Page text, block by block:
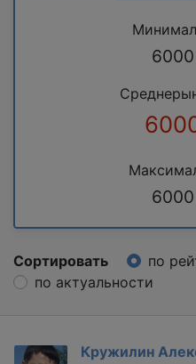
6000
6000
Сортировать по
по актуальности
Кружилин